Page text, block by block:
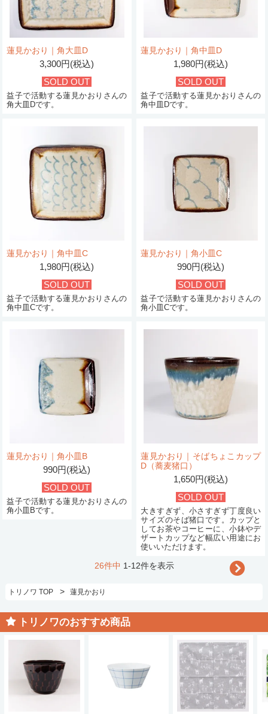
蓮見かおり｜角大皿D
3,300円(税込)
SOLD OUT
益子で活動する蓮見かおりさんの
角大皿Dです。
蓮見かおり｜角中皿D
1,980円(税込)
SOLD OUT
益子で活動する蓮見かおりさんの
角中皿Dです。
蓮見かおり｜角中皿C
1,980円(税込)
SOLD OUT
益子で活動する蓮見かおりさんの
角中皿Cです。
蓮見かおり｜角小皿C
990円(税込)
SOLD OUT
益子で活動する蓮見かおりさんの
角小皿Cです。
蓮見かおり｜角小皿B
990円(税込)
SOLD OUT
益子で活動する蓮見かおりさんの
角小皿Bです。
蓮見かおり｜そばちょこカップ
D（蕎麦猪口）
1,650円(税込)
SOLD OUT
大きすぎず、小さすぎず丁度良い
サイズのそば猪口です。カップと
してお茶やコーヒーに、小鉢やデ
ザートカップなど幅広い用途にお
使いいただけます。
26件中 1-12件を表示
トリノワ TOP > 蓮見かおり
トリノワのおすすめ商品